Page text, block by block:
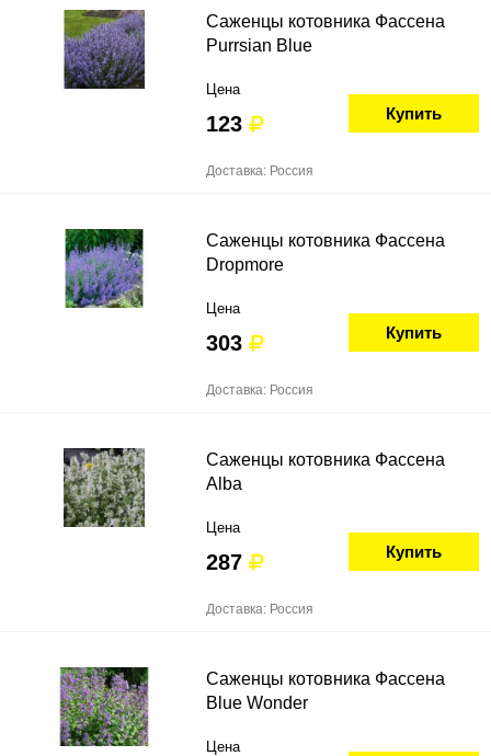
Саженцы котовника Фассена
Purrsian Blue
Цена
123 Купить
Доставка: Россия
Саженцы котовника Фассена
Dropmore
Цена
303 Купить
Доставка: Россия
Саженцы котовника Фассена
Alba
Цена
287 Купить
Доставка: Россия
Саженцы котовника Фассена
Blue Wonder
Цена